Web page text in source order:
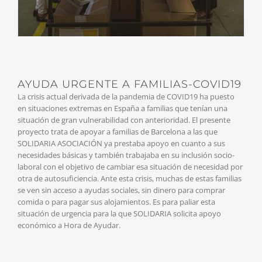
AYUDA URGENTE A FAMILIAS-COVID19
La crisis actual derivada de la pandemia de COVID19 ha puesto
en situaciones extremas en España a familias que tenían una
situación de gran vulnerabilidad con anterioridad. El presente
proyecto trata de apoyar a familias de Barcelona a las que
SOLIDARIA ASOCIACIÓN ya prestaba apoyo en cuanto a sus
necesidades básicas y también trabajaba en su inclusión socio-
laboral con el objetivo de cambiar esa situación de necesidad por
otra de autosuficiencia. Ante esta crisis, muchas de estas familias
se ven sin acceso a ayudas sociales, sin dinero para comprar
comida o para pagar sus alojamientos. Es para paliar esta
situación de urgencia para la que SOLIDARIA solicita apoyo
económico a Hora de Ayudar.